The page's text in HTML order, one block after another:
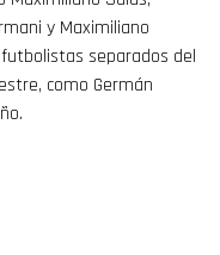
y Maximiliano
separados del
como Germán